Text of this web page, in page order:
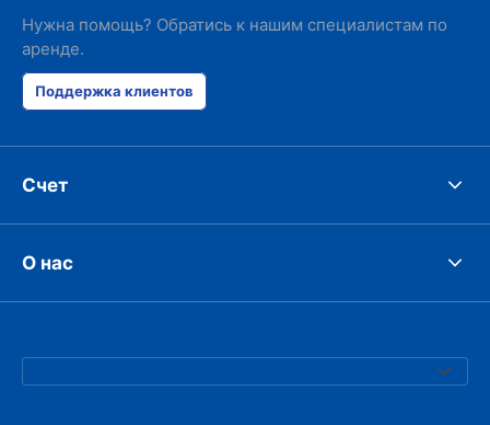
Нужна помощь? Обратись к нашим специалистам по
аренде.
Поддержка клиентов
Счет
О нас